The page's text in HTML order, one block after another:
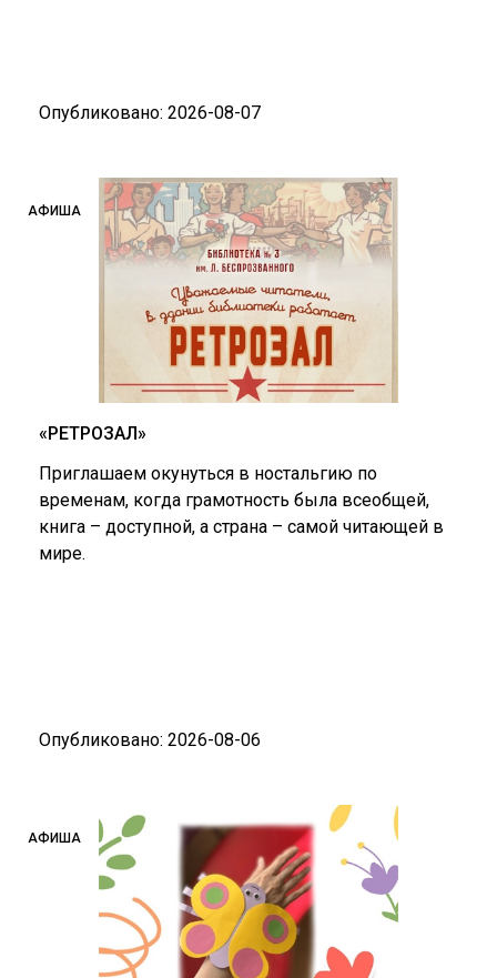
Опубликовано: 2026-08-07
АФИША
«РЕТРОЗАЛ»
Приглашаем окунуться в ностальгию по
временам, когда грамотность была всеобщей,
книга – доступной, а страна – самой читающей в
мире.
Опубликовано: 2026-08-06
АФИША